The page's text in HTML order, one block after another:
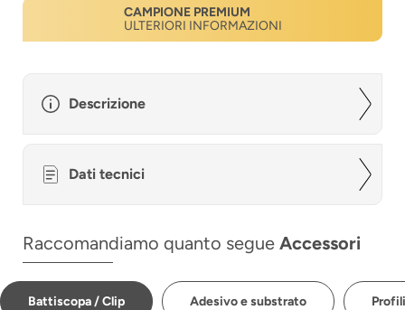
CAMPIONE PREMIUM
ULTERIORI INFORMAZIONI
Descrizione
Dati tecnici
Raccomandiamo quanto segue Accessori
Battiscopa / Clip Adesivo e substrato Profili